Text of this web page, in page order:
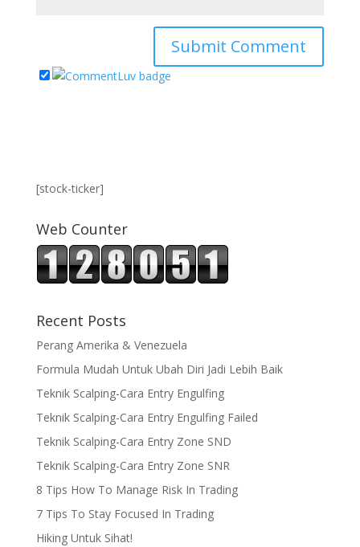
[stock-ticker]
Web Counter
Recent Posts
Perang Amerika & Venezuela
Formula Mudah Untuk Ubah Diri Jadi Lebih Baik
Teknik Scalping-Cara Entry Engulfing
Teknik Scalping-Cara Entry Engulfing Failed
Teknik Scalping-Cara Entry Zone SND
Teknik Scalping-Cara Entry Zone SNR
8 Tips How To Manage Risk In Trading
7 Tips To Stay Focused In Trading
Hiking Untuk Sihat!